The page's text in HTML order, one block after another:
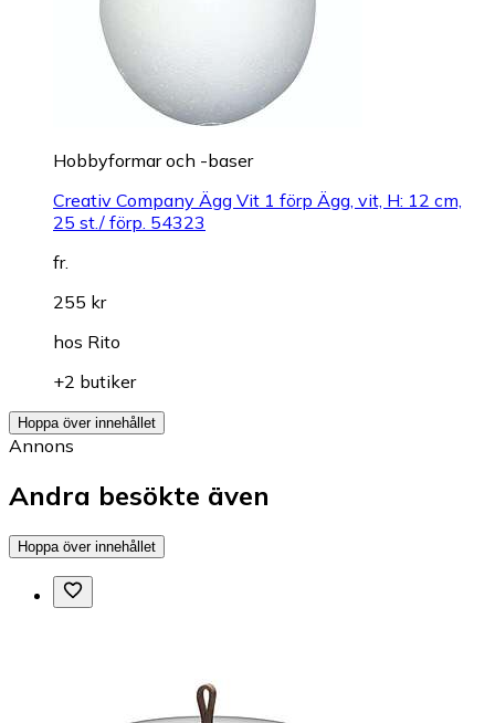
Hobbyformar och -baser
Creativ Company Ägg Vit 1 förp Ägg, vit, H: 12 cm,
25 st./ förp. 54323
fr.
255 kr
hos Rito
+2 butiker
Hoppa över innehållet
Annons
Andra besökte även
Hoppa över innehållet